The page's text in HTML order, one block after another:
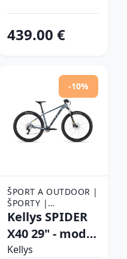
439.00 €
-10%
ŠPORT A OUTDOOR |
ŠPORTY |
CYKLISTIKA |
BICYKLE
Kellys SPIDER
X40 29" - model
2026 Steel Blue
Kellys